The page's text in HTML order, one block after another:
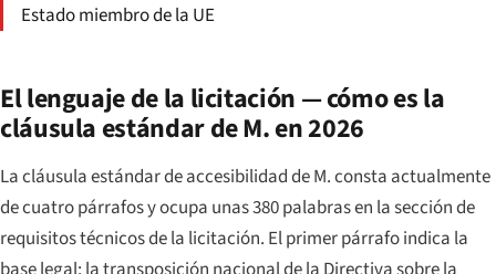
Estado miembro de la UE
El lenguaje de la licitación — cómo es la
cláusula estándar de M. en 2026
La cláusula estándar de accesibilidad de M. consta actualmente
de cuatro párrafos y ocupa unas 380 palabras en la sección de
requisitos técnicos de la licitación. El primer párrafo indica la